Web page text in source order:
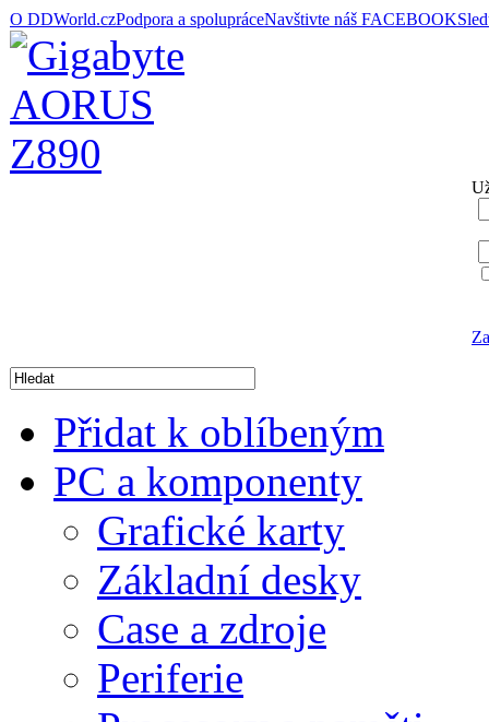
O DDWorld.czPodpora a spolupráceNavštivte náš FACEBOOK
Přidat k oblíbeným
PC a komponenty
Grafické karty
Základní desky
Case a zdroje
Periferie